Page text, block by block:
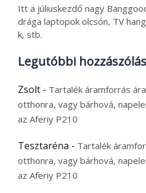
Itt a júliuskezdő nagy
drága laptopok olcsón, TV
k, stb.
Legutóbbi
Zsolt - Tartalék áramforrás
otthonra, vagy bárhová,
az Aferiy P210
Tesztaréna - Tartalék
otthonra, vagy bárhová,
az Aferiy P210